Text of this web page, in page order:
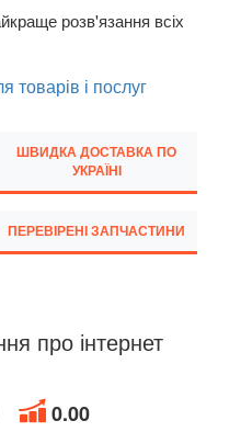
TC7, PU2)
розв'язання всіх
товарів і послуг
ШВИДКА ДОСТАВКА ПО
УКРАЇНІ
ПЕРЕВІРЕНІ ЗАПЧАСТИНИ
про інтернет
0.00